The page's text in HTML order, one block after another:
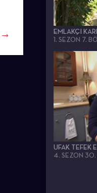
EMLAKÇI
1. SEZON 7.
UFAK TEFEK
4. SEZON 30.